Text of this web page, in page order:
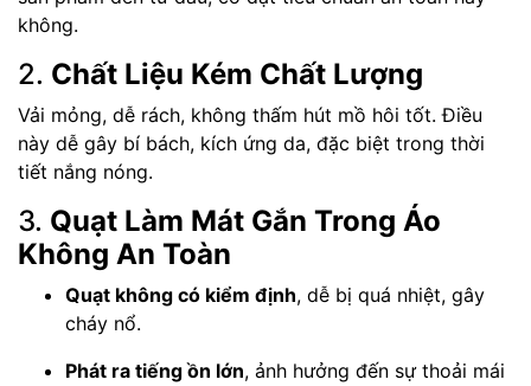
không.
2. Chất Liệu Kém Chất Lượng
Vải mỏng, dễ rách, không thấm hút mồ hôi tốt. Điều
này dễ gây bí bách, kích ứng da, đặc biệt trong thời
tiết nắng nóng.
3. Quạt Làm Mát Gắn Trong Áo
Không An Toàn
Quạt không có kiểm định, dễ bị quá nhiệt, gây
cháy nổ.
Phát ra tiếng ồn lớn, ảnh hưởng đến sự thoải mái